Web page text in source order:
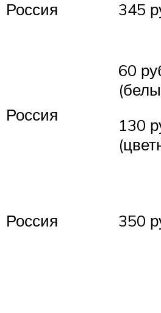
Россия 345
Россия
60
130
Россия 350